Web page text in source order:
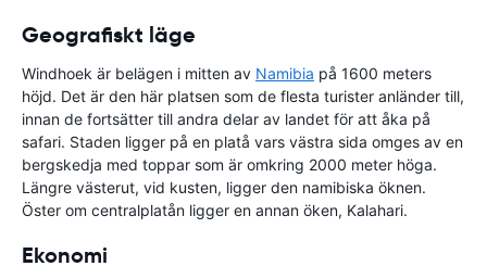
Geografiskt läge
Windhoek är belägen i mitten av Namibia på 1600 meters
höjd. Det är den här platsen som de flesta turister anländer till,
innan de fortsätter till andra delar av landet för att åka på
safari. Staden ligger på en platå vars västra sida omges av en
bergskedja med toppar som är omkring 2000 meter höga.
Längre västerut, vid kusten, ligger den namibiska öknen.
Öster om centralplatån ligger en annan öken, Kalahari.
Ekonomi